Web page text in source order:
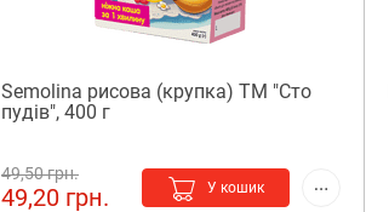
Semolina рисова (крупка) ТМ "Сто
пудів", 400 г
49,50 грн.
49,20 грн. У кошик